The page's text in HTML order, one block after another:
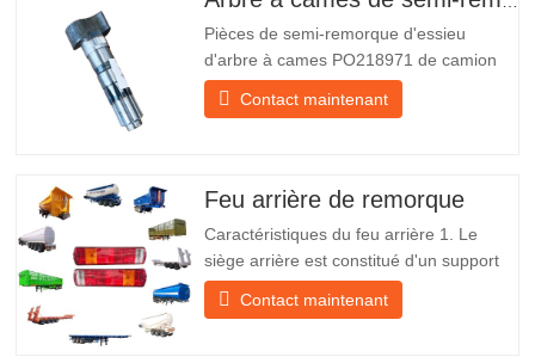
Pièces de semi-remorque d'essieu
d'arbre à cames PO218971 de camion
chinois à vendre Caractéristiques Produit
Pièces de rechange pour remorque
expédition À propos de nous Chengda
Group est un fabricant chinois de…
Contact maintenant
Feu arrière de remorque
Caractéristiques du feu arrière 1. Le
siège arrière est constitué d'un support
en fer, beaucoup plus résistant que
d'autres matériaux. Des vis et des écrous
Contact maintenant